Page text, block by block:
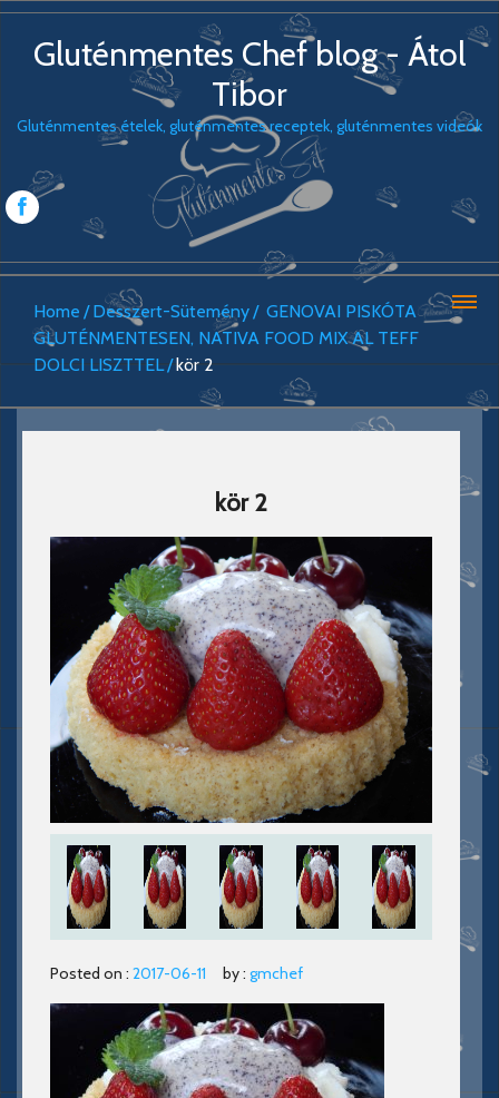
Gluténmentes Chef blog - Átol
Tibor
Gluténmentes ételek, gluténmentes receptek, gluténmentes videók
Home Desszert-Sütemény
GENOVAI PISKÓTA
GLUTÉNMENTESEN, NATIVA FOOD MIX AL TEFF
DOLCI LISZTTEL kör 2
kör 2
Posted on : 2017-06-11 by : gmchef